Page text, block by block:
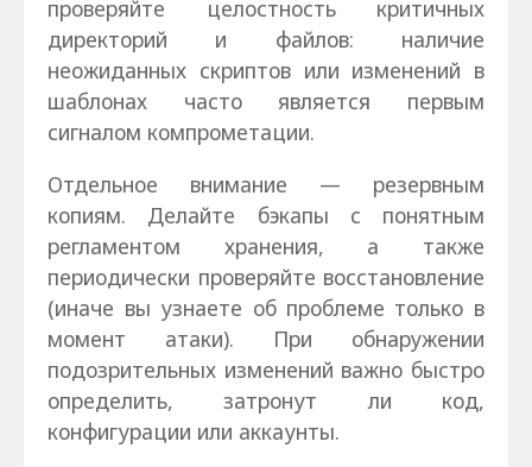
проверяйте целостность критичных
директорий и файлов: наличие
неожиданных скриптов или изменений в
шаблонах часто является первым
сигналом компрометации.
Отдельное внимание — резервным
копиям. Делайте бэкапы с понятным
регламентом хранения, а также
периодически проверяйте восстановление
(иначе вы узнаете об проблеме только в
момент атаки). При обнаружении
подозрительных изменений важно быстро
определить, затронут ли код,
конфигурации или аккаунты.